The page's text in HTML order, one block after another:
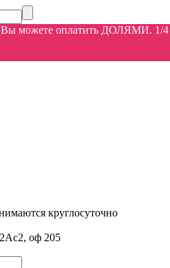
можете оплатить ДОЛЯМИ. 1/4
круглосуточно
оф 205